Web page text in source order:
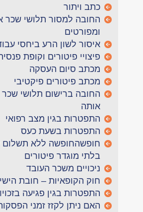
כתב ויתור
החובה למסור תלושי שכר
ומפורטים
איסור לשון הרע ביחסי
פיצויי פיטורים וקופת
מכתב סיום העסקה
מכתב פיטורים פיקטיבי
החובה ברישום תלושי
אותה
התפטרות בגין מצב רפואי
התפטרות בשעת כעס
חופשהחופשה ללא תשלום
בלתי מוגדר פיטורים
ניכויים משכר העובד
חוק הקופאיות – חובת
התפטרות בגין פגיעה
האם ניתן לקזז זמני